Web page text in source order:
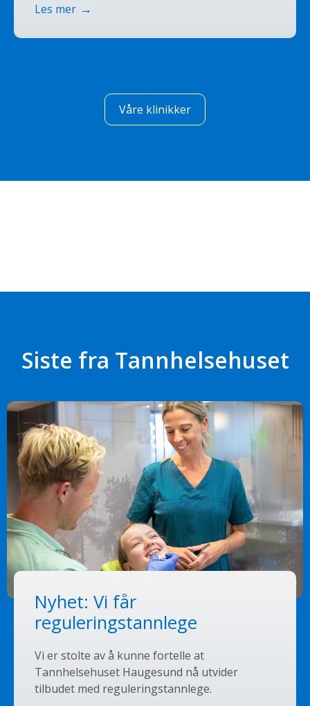
Les mer
Våre klinikker
Siste fra Tannhelsehuset
Nyhet: Vi får
reguleringstannlege
Vi er stolte av å kunne fortelle at
Tannhelsehuset Haugesund nå utvider
tilbudet med reguleringstannlege.